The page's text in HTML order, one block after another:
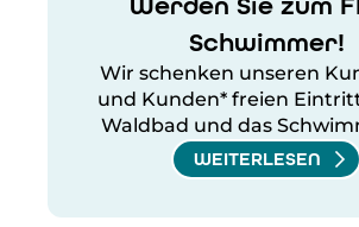
Schwimmer!
Wir schenken unseren
und Kunden* freien
Waldbad und das
WEITERLESEN